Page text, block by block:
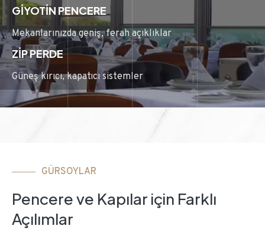
GİYOTİN PENCERE
Mekanlarınızda geniş, ferah açıklıklar
ZİP PERDE
Güneş kırıcı, kapatıcı sistemler
GÜRSOYLAR
Pencere ve Kapılar için Farklı
Açılımlar